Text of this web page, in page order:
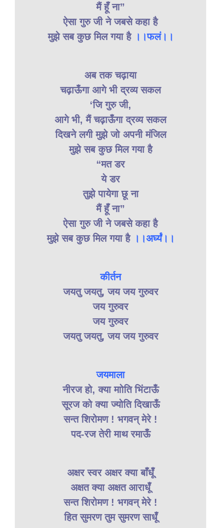
मैं हूँ ना”
ऐसा गुरु जी ने जबसे कहा है
मुझे सब कुछ मिल गया है ।।फलं।।
अब तक चढ़ाया
चढ़ाऊँगा आगे भी द्रव्य सकल
‘जि गुरु जी,
आगे भी, मैं चढ़ाऊँगा द्रव्य सकल
दिखने लगी मुझे जो अपनी मंजिल
मुझे सब कुछ मिल गया है
“मत डर
ये डर
तुझे पायेगा छू ना
मैं हूँ ना”
ऐसा गुरु जी ने जबसे कहा है
मुझे सब कुछ मिल गया है।।अर्घ्यं।।
कीर्तन
जयतु जयतु, जय जय गुरुवर
जय गुरुवर
जय गुरुवर
जयतु जयतु, जय जय गुरुवर
जयमाला
नीरज हो, क्या माोति भिंटाऊँ
सूरज को क्या ज्योति दिखाऊँ
सन्त शिरोमण ! भगवन् मेरे !
पद-रज तेरी माथ रमाऊँ
अक्षर स्वर अक्षर क्या बाँधूँ
अक्षत क्या अक्षत आराधूँ
सन्त शिरोमण ! भगवन् मेरे !
हित सुमरण तुम सुमरण साधूँ